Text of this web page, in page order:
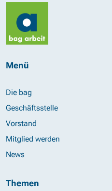
Menü
Die bag
Geschäftsstelle
Vorstand
Mitglied werden
News
Themen